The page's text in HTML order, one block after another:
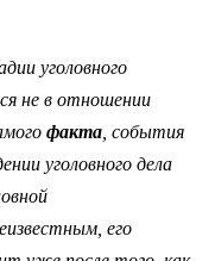
уголовного
не в отношении
факта , события
уголовного дела
его